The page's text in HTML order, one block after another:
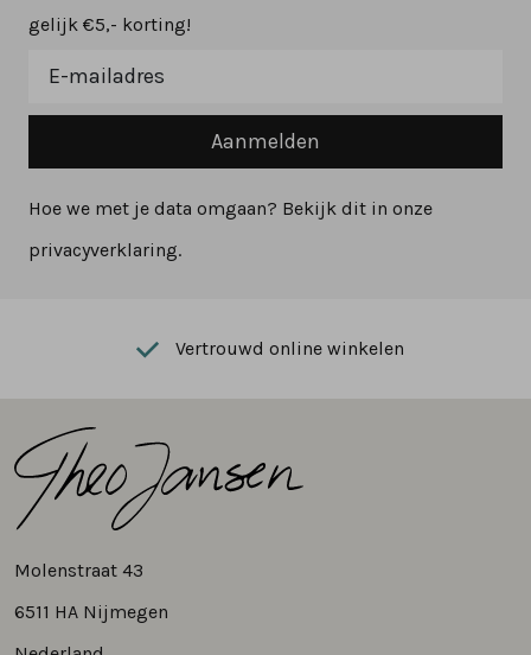
gelijk €5,- korting!
Aanmelden
Hoe we met je data omgaan? Bekijk dit in onze
privacyverklaring.
Vertrouwd online winkelen
Molenstraat 43
6511 HA Nijmegen